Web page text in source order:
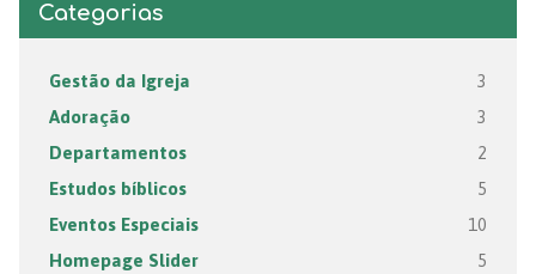
Categorias
Gestão da Igreja 3
Adoração 3
Departamentos 2
Estudos bíblicos 5
Eventos Especiais 10
Homepage Slider 5